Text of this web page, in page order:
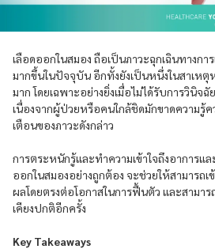
เลือดออกในสมอง ถือเป็นภาวะฉุกเฉินทางก
มากขึ้นในปัจจุบัน อีกทั้งยังเป็นหนึ่งในสาเห
มาก โดยเฉพาะอย่างยิ่งเมื่อไม่ได้รับการวินิจ
เนื่องจากผู้ป่วยหรือคนใกล้ชิดมักขาดความรู้
เตือนของภาวะดังกล่าว
การตระหนักรู้และทำความเข้าใจถึงอาการแ
ออกในสมองอย่างถูกต้อง จะช่วยให้สามารถเ
ผลโดยตรงต่อโอกาสในการฟื้นตัว และสามา
เคียงปกติอีกครั้ง
Key Takeaways